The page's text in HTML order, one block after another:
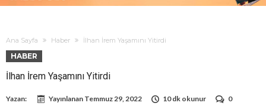
Ana Sayfa Haber İlhan İrem Yaşamını Yitirdi
HABER
İlhan İrem Yaşamını Yitirdi
Yazan: Yayınlanan Temmuz 29, 2022 10 dk okunur
0